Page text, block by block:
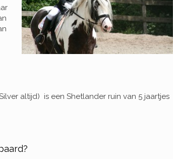
altijd) is een Shetlander ruin van 5 jaartjes